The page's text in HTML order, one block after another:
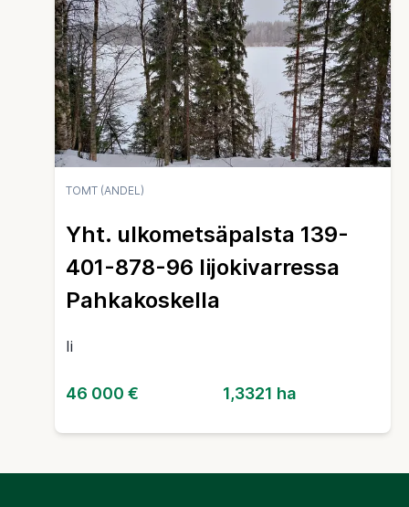
TOMT (ANDEL)
Yht. ulkometsäpalsta 139-
401-878-96 Iijokivarressa
Pahkakoskella
Ii
46 000 € 1,3321 ha